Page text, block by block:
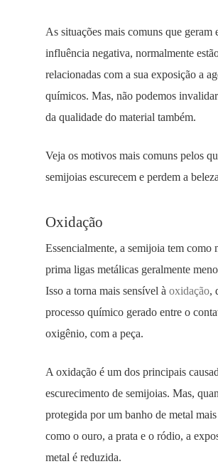
As situações mais comuns que geram
influência negativa, normalmente
relacionadas com a sua exposição a
químicos. Mas, não podemos
da qualidade do material também.
Veja os motivos mais comuns pelos
semijoias escurecem e perdem a
Oxidação
Essencialmente, a semijoia tem como
prima ligas metálicas geralmente
Isso a torna mais sensível àoxidação,
processo químico gerado entre o
oxigênio, com a peça.
A oxidação é um dos principais
escurecimento de semijoias. Mas,
protegida por um banho de metal
como o ouro, a prata e o ródio, a
metal é reduzida.